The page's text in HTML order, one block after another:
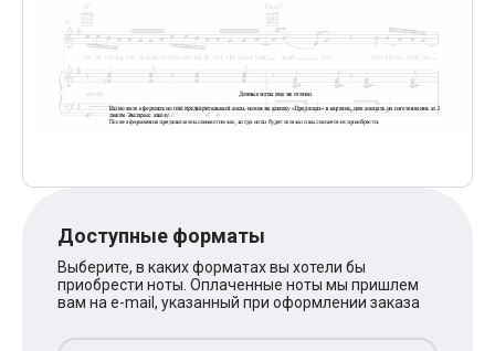
XOLIDAYBOY
Ваня Дмитриенко
Анна Герман
Полина Гагарина
Монеточка
Billie Eilish
Макс Корж
Алена Швец
Michael Jackson
Доступные форматы
Выберите, в каких форматах вы хотели бы
приобрести ноты. Оплаченные ноты мы пришлем
вам на e-mail, указанный при оформлении заказа